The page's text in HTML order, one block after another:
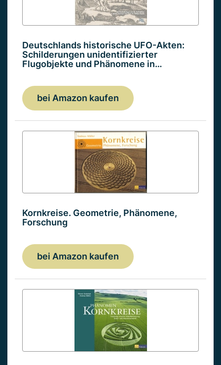
Deutschlands historische UFO-Akten:
Schilderungen unidentifizierter
Flugobjekte und Phänomene in…
bei Amazon kaufen
Kornkreise. Geometrie, Phänomene,
Forschung
bei Amazon kaufen